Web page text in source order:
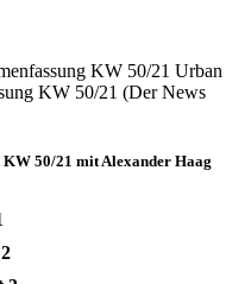
KW 50/21 Urban
KW 50/21 (Der News
KW 50/21 mit Alexander Haag